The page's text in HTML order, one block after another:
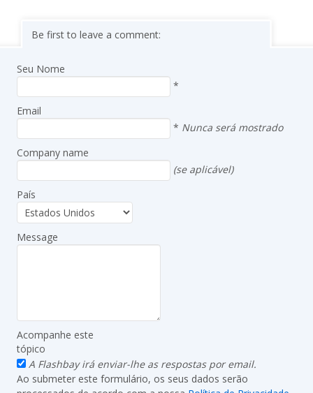
Be first to leave a comment:
Seu Nome
*
Email
* Nunca será mostrado
Company name
(se aplicável)
País
Message
Acompanhe este
tópico
A Flashbay irá enviar-lhe as respostas por email.
Ao submeter este formulário, os seus dados serão